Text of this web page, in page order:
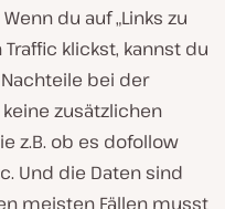
du auf „Links zu
klickst, kannst du
bei der
keine zusätzlichen
z.B. ob es dofollow
Und die Daten sind
meisten Fällen musst